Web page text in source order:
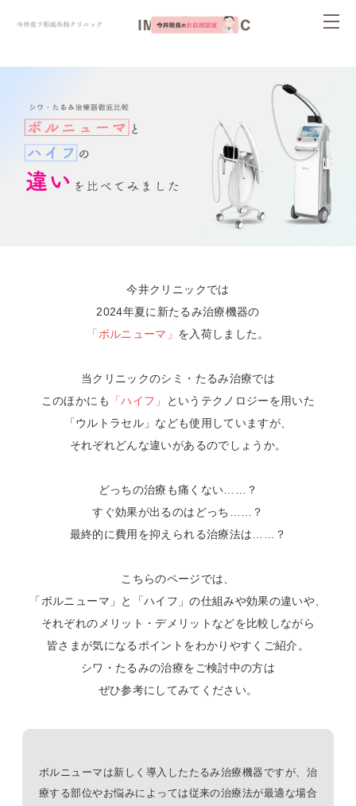
今井クリニックでは
2024年夏に新たるみ治療機器の
「ボルニューマ」 を入荷しました。
当クリニックのシミ・たるみ治療では
このほかにも
「ハイフ」
というテクノロジーを用いた
「ウルトラセル」なども使用していますが、
それぞれどんな違いがあるのでしょうか。
どっちの治療も痛くない……？
すぐ効果が出るのはどっち……？
最終的に費用を抑えられる治療法は……？
こちらのページでは、
「ボルニューマ」と「ハイフ」の仕組みや効果の違いや、
それぞれのメリット・デメリットなどを比較しながら
皆さまが気になるポイントをわかりやすくご紹介。
シワ・たるみの治療をご検討中の方は
ぜひ参考にしてみてください。
ボルニューマは新しく導入したたるみ治療機器ですが、治
療する部位やお悩みによっては従来の治療法が最適な場合